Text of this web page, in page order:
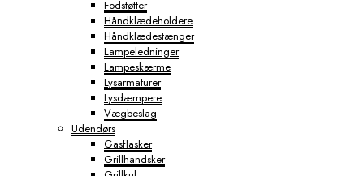
Fodstøtter
Håndklædeholdere
Håndklædestænger
Lampeledninger
Lampeskærme
Lysarmaturer
Lysdæmpere
Vægbeslag
Udendørs
Gasflasker
Grillhandsker